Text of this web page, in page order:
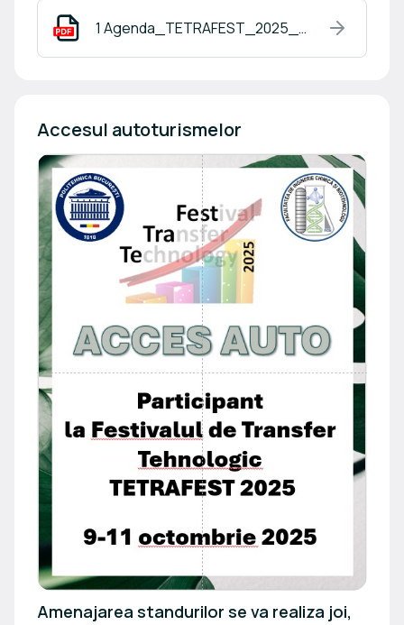
1 Agenda_TETRAFEST_2025_PDF.pdf
Accesul autoturismelor
Amenajarea standurilor se va realiza joi,